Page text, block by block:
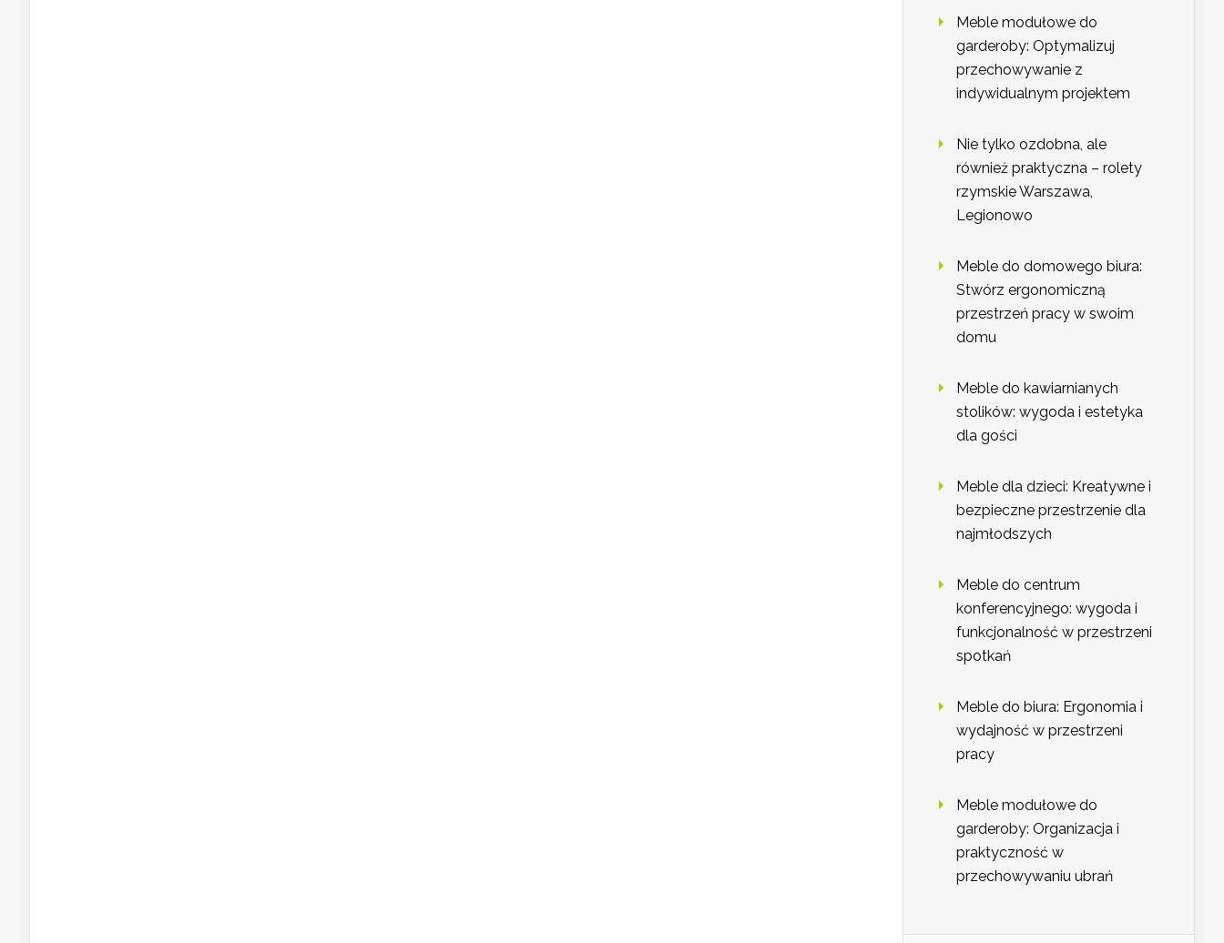
Meble modułowe do
garderoby: Optymalizuj
przechowywanie z
indywidualnym projektem
Nie tylko ozdobna, ale
również praktyczna – rolety
rzymskie Warszawa,
Legionowo
Meble do domowego biura:
Stwórz ergonomiczną
przestrzeń pracy w swoim
domu
Meble do kawiarnianych
stolików: wygoda i estetyka
dla gości
Meble dla dzieci: Kreatywne i
bezpieczne przestrzenie dla
najmłodszych
Meble do centrum
konferencyjnego: wygoda i
funkcjonalność w przestrzeni
spotkań
Meble do biura: Ergonomia i
wydajność w przestrzeni
pracy
Meble modułowe do
garderoby: Organizacja i
praktyczność w
przechowywaniu ubrań